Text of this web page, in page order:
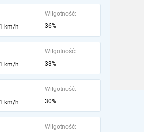
km/h
Wilgotność:
36%
km/h
Wilgotność:
33%
km/h
Wilgotność:
30%
Wilgotność: